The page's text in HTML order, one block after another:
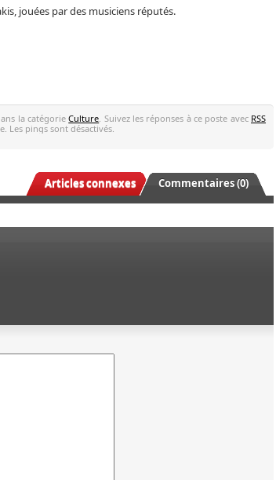
jouées par des musiciens réputés.
la catégorieCulture. Suivez les réponses à ce poste avec RSS
Les pings sont désactivés.
Commentaires (0)
Articles connexes